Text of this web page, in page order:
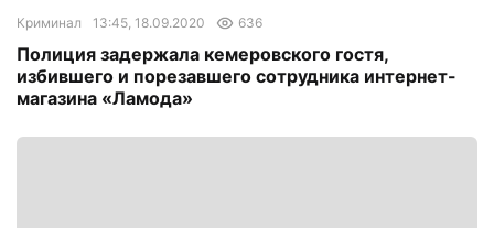
Криминал 13:45, 18.09.2020 636
Полиция задержала кемеровского гостя,
избившего и порезавшего сотрудника интернет-
магазина «Ламода»